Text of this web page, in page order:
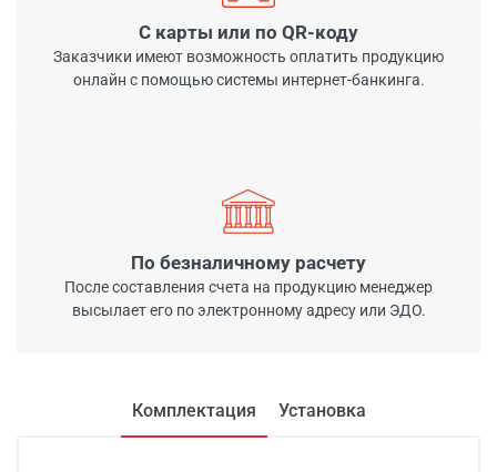
С карты или по QR-коду
Заказчики имеют возможность оплатить продукцию
онлайн с помощью системы интернет-банкинга.
По безналичному расчету
После составления счета на продукцию менеджер
высылает его по электронному адресу или ЭДО.
Комплектация Установка